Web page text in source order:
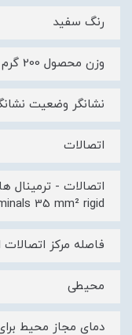
رنگ سفید
وزن محصول 200 گرم
نشانگر وضعیت
اتصالات
35 mm² rigid
فاصله مرکز اتصالات از هم 4 عدد پیچ
محیطی
دمای مجاز محیط برای عملکرد